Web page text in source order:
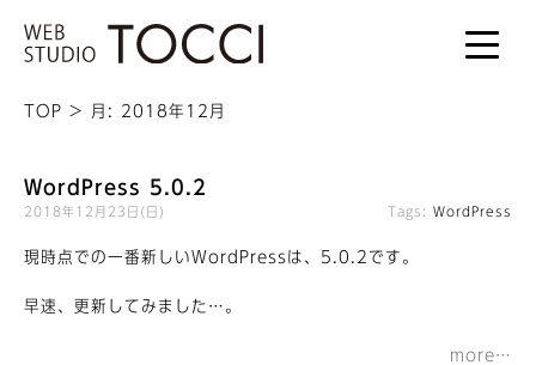
TOP > 月: 2018年12月
WordPress 5.0.2
2018年12月23日(日) Tags: WordPress
現時点での一番新しいWordPressは、5.0.2です。
早速、更新してみました…。
more…